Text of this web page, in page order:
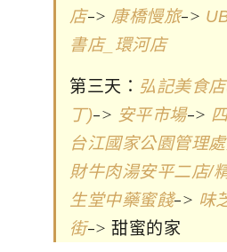
店-> 康橋慢旅->
書店_環河店
第三天： 弘記美食
丁)-> 安平市場->
台江國家公園管理
財牛肉湯安平二店/
生堂中藥蜜餞-> 味
街-> 甜蜜的家